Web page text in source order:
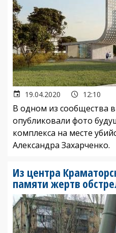
19.04.2020 12:10
В одном из сообщества
опубликовали фото
комплекса на месте
Александра Захарченко.
Из центра
памяти жертв